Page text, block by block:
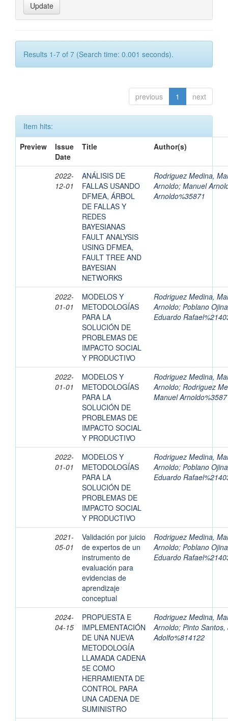
Results 1-7 of 7 (Search time: 0.001 seconds).
previous 1 next
Item hits:
Preview
Issue
Date
Title Author(s)
2022-
12-01
ANÁLISIS DE
FALLAS USANDO
DFMEA, ÁRBOL
DE FALLAS Y
REDES
BAYESIANAS
FAULT ANALYSIS
USING DFMEA,
FAULT TREE AND
BAYESIAN
NETWORKS
Rodriguez Medina,
Arnoldo; Manuel
Arnoldo%35871
2022-
01-01
MODELOS Y
METODOLOGÍAS
PARA LA
SOLUCIÓN DE
PROBLEMAS DE
IMPACTO SOCIAL
Y PRODUCTIVO
Rodriguez Medina,
Arnoldo; Poblano
Eduardo
2022-
01-01
MODELOS Y
METODOLOGÍAS
PARA LA
SOLUCIÓN DE
PROBLEMAS DE
IMPACTO SOCIAL
Y PRODUCTIVO
Rodriguez Medina,
Arnoldo; Rodriguez
Manuel
2022-
01-01
MODELOS Y
METODOLOGÍAS
PARA LA
SOLUCIÓN DE
PROBLEMAS DE
IMPACTO SOCIAL
Y PRODUCTIVO
Rodriguez Medina,
Arnoldo; Poblano
Eduardo
2021-
05-01
Validación por juicio
de expertos de un
instrumento de
evaluación para
evidencias de
aprendizaje
conceptual
Rodriguez Medina,
Arnoldo; Poblano
Eduardo
2024-
04-15
PROPUESTA E
IMPLEMENTACIÓN
DE UNA NUEVA
METODOLOGÍA
LLAMADA CADENA
5E COMO
HERRAMIENTA DE
CONTROL PARA
UNA CADENA DE
SUMINISTRO
Rodriguez Medina,
Arnoldo; Pinto Santos,
Adolfo%814122